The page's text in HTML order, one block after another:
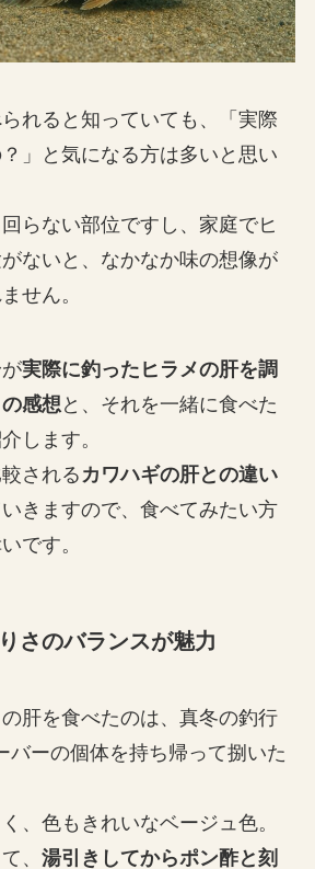
れると知っていても、「実際
」と気になる方は多いと思い
らない部位ですし、家庭でヒ
ないと、なかなか味の想像が
せん。
実際に釣ったヒラメの肝を調
感想と、それを一緒に食べた
します。
される カワハギの肝との違い
きますので、食べてみたい方
です。
さのバランスが魅力
肝を食べたのは、真冬の釣行
バーの個体を持ち帰って捌いた
、色もきれいなベージュ色。
、 湯引きしてからポン酢と刻